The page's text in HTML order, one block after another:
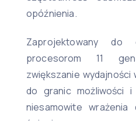
opóźnienia.
Zaprojektowany do
procesorom 11
zwiększanie
do granic możliwości i
niesamowite